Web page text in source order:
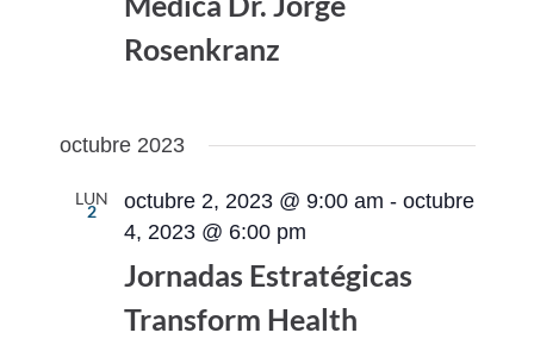
Rosenkranz
octubre 2023
LUN
2 octubre 2, 2023 @ 9:00 am - octubre
4, 2023 @ 6:00 pm
Jornadas Estratégicas
Transform Health